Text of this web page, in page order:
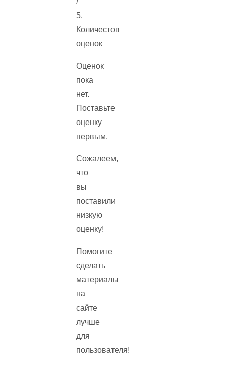
5.
Количестов
оценок
Оценок
пока
нет.
Поставьте
оценку
первым.
Сожалеем,
что
вы
поставили
низкую
оценку!
Помогите
сделать
материалы
на
сайте
лучше
для
пользователя!